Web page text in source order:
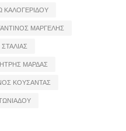
ΚΑΛΟΓΕΡΙΔΟΥ
ΜΑΡΓΕΛΗΣ
ΜΑΡΔΑΣ
ΚΟΥΣΑΝΤΑΣ